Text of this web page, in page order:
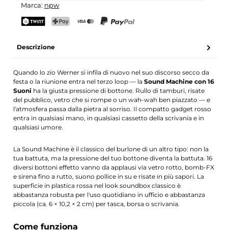
Marca: npw
Descrizione
Quando lo zio Werner si infila di nuovo nel suo discorso secco da
festa o la riunione entra nel terzo loop — laSound Machine con 16
Suoni ha la giusta pressione di bottone. Rullo di tamburi, risate
del pubblico, vetro che si rompe o un wah-wah ben piazzato — e
l'atmosfera passa dalla pietra al sorriso. Il compatto gadget rosso
entra in qualsiasi mano, in qualsiasi cassetto della scrivania e in
qualsiasi umore.
La Sound Machine è il classico del burlone di un altro tipo: non la
tua battuta, ma la pressione del tuo bottone diventa la battuta. 16
diversi bottoni effetto vanno da applausi via vetro rotto, bomb-FX
e sirena fino a rutto, suono pollice in su e risate in più sapori. La
superficie in plastica rossa nel look soundbox classico è
abbastanza robusta per l'uso quotidiano in ufficio e abbastanza
piccola (ca. 6 × 10,2 × 2 cm) per tasca, borsa o scrivania.
Come funziona